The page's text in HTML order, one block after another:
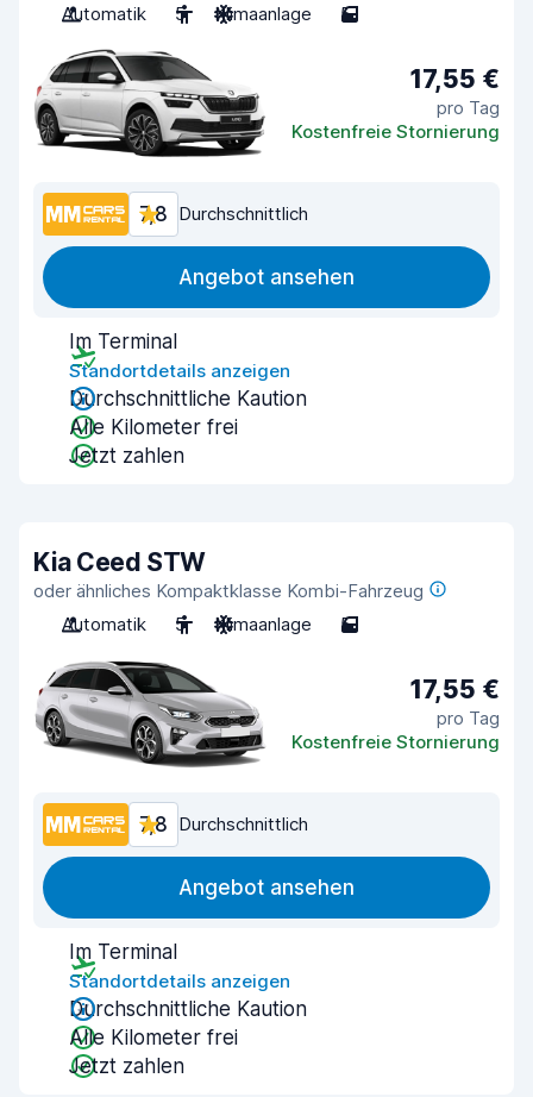
Automatik
5 Klimaanlage 5
17,55 €
pro Tag
Kostenfreie Stornierung
7,8 Durchschnittlich
Angebot ansehen
Im Terminal
Standortdetails anzeigen
Durchschnittliche Kaution
Alle Kilometer frei
Jetzt zahlen
Kia Ceed STW
oder ähnliches Kompaktklasse Kombi-Fahrzeug
Automatik
5 Klimaanlage 5
17,55 €
pro Tag
Kostenfreie Stornierung
7,8 Durchschnittlich
Angebot ansehen
Im Terminal
Standortdetails anzeigen
Durchschnittliche Kaution
Alle Kilometer frei
Jetzt zahlen